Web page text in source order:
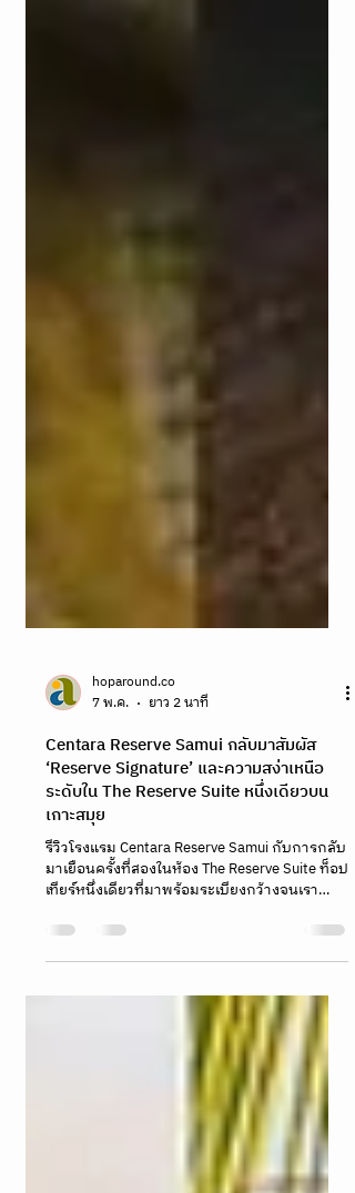
hoparound.co
7 พ.ค.
ยาว 2 นาที
Centara Reserve Samui กลับมาสัมผัส
‘Reserve Signature’ และความสง่าเหนือ
ระดับใน The Reserve Suite หนึ่งเดียวบน
มาเยือนครั้งที่สองในห้อง The Reserve Suite ท็อป
เทียร์หนึ่งเดียวที่มาพร้อมระเบียงกว้างจนเรา
อยากนอนอาบแดดรับลมทะเลทุกวัน สัมผัส
‘Reserve Culture’ และกิมมิก Surprise of the
Day พร้อมดื่มด่ำรสชาติอาหารไทยนวัตกรรมที่
ห้องอาหาร Sa-Nga ซึ่งรังสรรค์ความอร่อยอย่าง
วิจิตร นอกจากนี้ยังพาไปสำรวจ Bread Society
และ Gin Run พื้นที่สองบุคลิกที่มีทั้งขนมปังอบ
ใหม่และจินรสเลิศจากทั่วโลก เพื่อนิยาม
สุนทรียภาพแห่งการพักผ่อนเหนือระดับบน
เกาะสมุยในแบบ Modern